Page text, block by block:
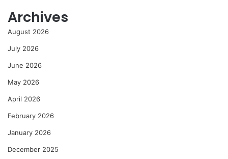
Archives
August 2026
July 2026
June 2026
May 2026
April 2026
February 2026
January 2026
December 2025